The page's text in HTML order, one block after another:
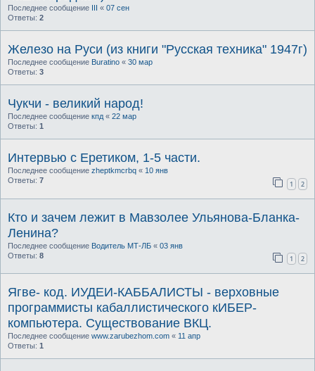
Последнее сообщение « 07 сен
Ответы: 2
Железо на Руси (из книги "Русская техника" 1947г)
Последнее сообщение Buratino « 30 мар
Ответы: 3
Чукчи - великий народ!
Последнее сообщение кпд« 22 мар
Ответы: 1
Интервью с Еретиком, 1-5 части.
Последнее сообщение zheptkmcrbq « 10 янв
Ответы: 7 1 2
Кто и зачем лежит в Мавзолее Ульянова-Бланка-
Ленина?
Последнее сообщение Водитель МТ-ЛБ « 03 янв
Ответы: 8 1 2
Ягве- код. ИУДЕИ-КАББАЛИСТЫ - верховные
программисты кабаллистического кИБЕР-
компьютера. Существование ВКЦ.
Последнее сообщение www.zarubezhom.com « 11 апр
Ответы: 1